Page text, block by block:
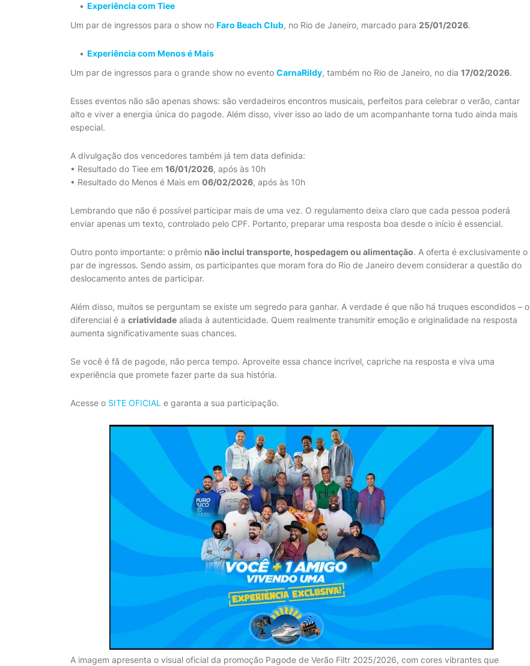
Experiência com Tiee
Um par de ingressos para o show no Faro Beach Club, no Rio de Janeiro, marcado para 25/01/2026.
Experiência com Menos é Mais
Um par de ingressos para o grande show no evento CarnaRildy, também no Rio de Janeiro, no dia 17/02/2026.
Esses eventos não são apenas shows: são verdadeiros encontros musicais, perfeitos para celebrar o verão, cantar
alto e viver a energia única do pagode. Além disso, viver isso ao lado de um acompanhante torna tudo ainda mais
especial.
A divulgação dos vencedores também já tem data definida:
• Resultado do Tiee em 16/01/2026, após às 10h
• Resultado do Menos é Mais em 06/02/2026, após às 10h
Lembrando que não é possível participar mais de uma vez. O regulamento deixa claro que cada pessoa poderá
enviar apenas um texto, controlado pelo CPF. Portanto, preparar uma resposta boa desde o início é essencial.
Outro ponto importante: o prêmio não inclui transporte, hospedagem ou alimentação. A oferta é exclusivamente o
par de ingressos. Sendo assim, os participantes que moram fora do Rio de Janeiro devem considerar a questão do
deslocamento antes de participar.
Além disso, muitos se perguntam se existe um segredo para ganhar. A verdade é que não há truques escondidos – o
diferencial é a criatividade aliada à autenticidade. Quem realmente transmitir emoção e originalidade na resposta
aumenta significativamente suas chances.
Se você é fã de pagode, não perca tempo. Aproveite essa chance incrível, capriche na resposta e viva uma
experiência que promete fazer parte da sua história.
Acesse o SITE OFICIAL e garanta a sua participação.
A imagem apresenta o visual oficial da promoção Pagode de Verão Filtr 2025/2026, com cores vibrantes que